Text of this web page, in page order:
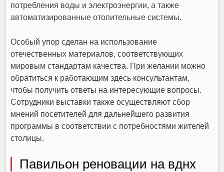
потребления воды и электроэнергии, а также
автоматизированные отопительные системы.
Особый упор сделан на использование
отечественных материалов, соответствующих
мировым стандартам качества. При желании можно
обратиться к работающим здесь консультантам,
чтобы получить ответы на интересующие вопросы.
Сотрудники выставки также осуществляют сбор
мнений посетителей для дальнейшего развития
программы в соответствии с потребностями жителей
столицы.
Павильон реновации на вднх